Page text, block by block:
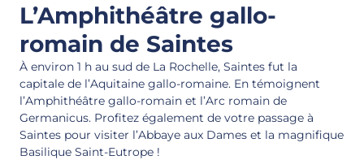
L’Amphithéâtre gallo-
romain de Saintes
À environ 1 h au sud de La Rochelle, Saintes fut la
capitale de l’Aquitaine gallo-romaine. En témoignent
l’Amphithéâtre gallo-romain et l’Arc romain de
Germanicus. Profitez également de votre passage à
Saintes pour visiter l’Abbaye aux Dames et la magnifique
Basilique Saint-Eutrope !